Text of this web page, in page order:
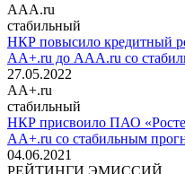
AAA.ru
стабильный
НКР повысило кредитный
AA+.ru до AAA.ru со
27.05.2022
AA+.ru
стабильный
НКР присвоило ПАО
AA+.ru со стабильным
04.06.2021
РЕЙТИНГИ ЭМИССИЙ